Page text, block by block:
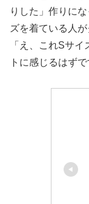
りした」作りに
ズを着ている人
「え、これSサイ
トに感じるはずで